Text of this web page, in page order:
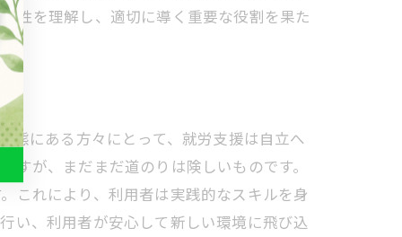
性を理解し、適切に導く重要な役割を果た
態にある方々にとって、就労支援は自立へ
が、まだまだ道のりは険しいものです。
これにより、利用者は実践的なスキルを身
い、利用者が安心して新しい環境に飛び込